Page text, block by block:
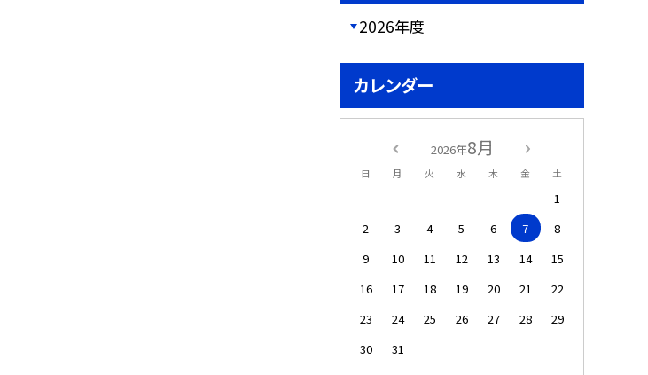
2026年度
カレンダー
2026年8月
日 月 火 水 木 金 土
1
2
3 4 5 6 7
8
9
10 11 12 13 14
15
16
17 18 19 20 21
22
23
24 25 26 27 28
29
30
31